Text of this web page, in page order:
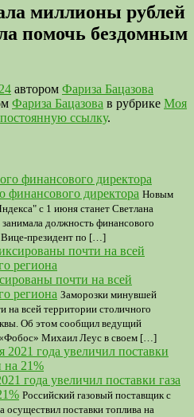
миллионы рублей
помочь бездомным
автором Фариза Бацазова
Фариза Бацазова в рубрике Моя
постоянную ссылку.
финансового директора Новым
с 1 июня станет Светлана
должность финансового
президент по […]
почти на всей
региона Заморозки минувшей
на всей территории столичного
Об этом сообщил ведущий
«Фобос» Михаил Леус в своем […]
года увеличил поставки газа
Российский газовый поставщик с
осуществил поставки топлива на